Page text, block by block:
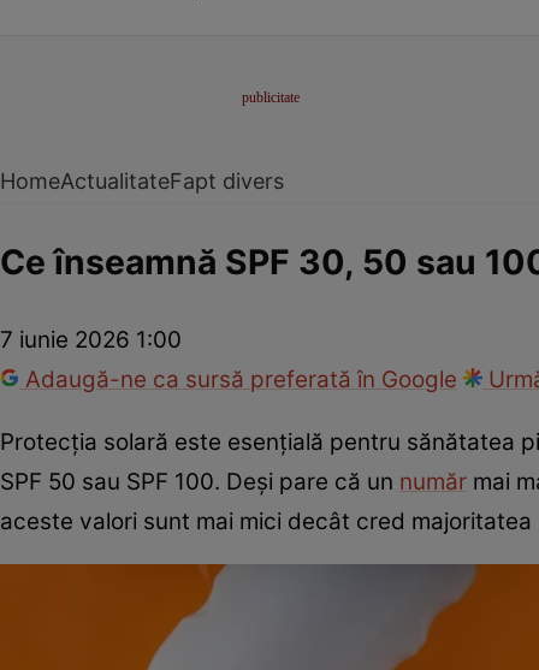
HomeActualitateFapt divers
Ce înseamnă SPF 30, 50 sau
7 iunie 2026 1:00
Adaugă-ne ca sursă preferată în Google
Protecția solară este esențială pentru sănătatea
SPF 50 sau SPF 100. Deși pare că un număr mai
aceste valori sunt mai mici decât cred majoritatea